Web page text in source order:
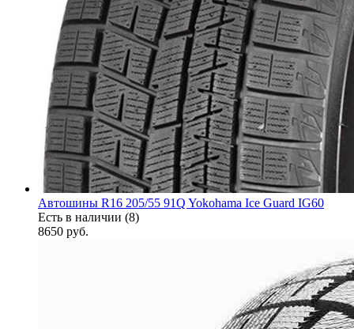
Автошины R16 205/55 91Q Yokohama Ice Guard IG60
Есть в наличии (8)
8650 руб.